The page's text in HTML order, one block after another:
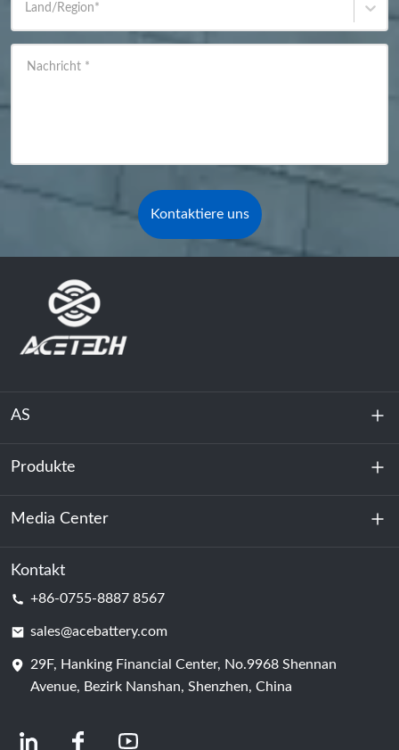
Land/Region*
Nachricht *
Kontaktiere uns
AS
Über uns
Nachhaltigkeit
Produkte
Energiespeicherung
Rechenzentrum & Serverraum
Batterie
Media Center
Nachricht
Kontakt
+86-0755-8887 8567
sales@acebattery.com
29F, Hanking Financial Center, No.9968 Shennan
Avenue, Bezirk Nanshan, Shenzhen, China